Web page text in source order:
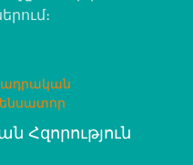
Հզորություն